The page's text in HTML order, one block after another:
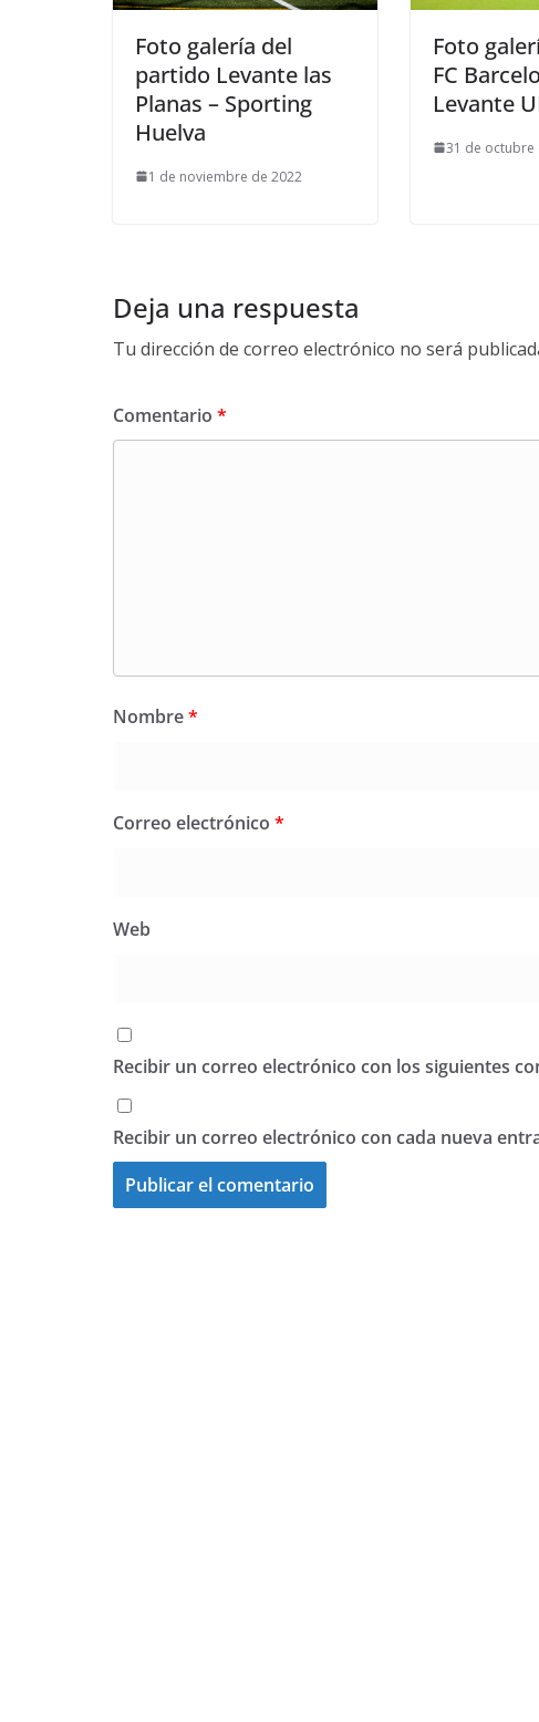
Foto galería del
partido Levante las
Planas – Sporting
Huelva
1 de noviembre de 2022
Foto
FC
Levante
31 de octubre
Deja una respuesta
Tu dirección de correo electrónico no será
Comentario *
Nombre*
Correo electrónico *
Web
Recibir un correo electrónico con los siguientes
Recibir un correo electrónico con cada nueva